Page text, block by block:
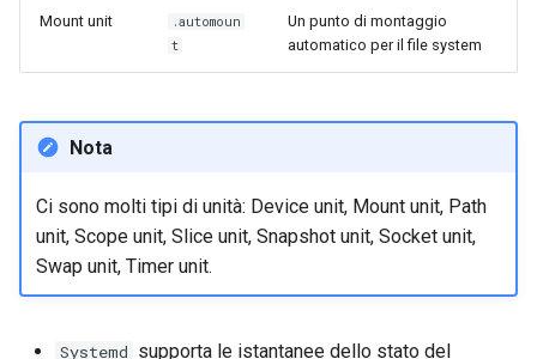
Mount unit
.automoun
t
Un punto di montaggio
automatico per il file system
Nota
Ci sono molti tipi di unità: Device unit, Mount unit, Path
unit, Scope unit, Slice unit, Snapshot unit, Socket unit,
Swap unit, Timer unit.
Systemd supporta le istantanee dello stato del